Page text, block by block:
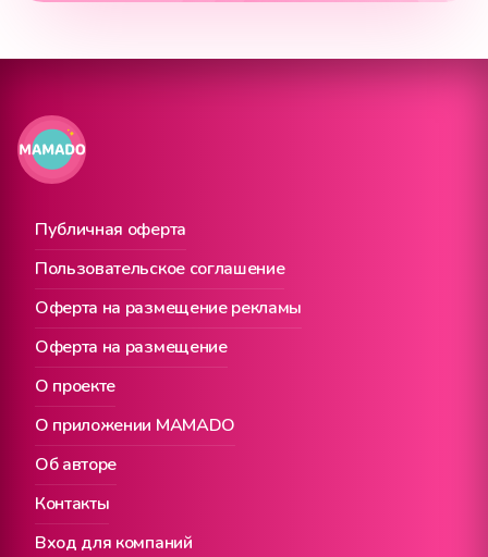
Публичная оферта
О проекте
Вход для компаний
Пользовательское соглашение
О приложении MAMADO
Оферта на размещение рекламы
Об авторе
Оферта на размещение
Контакты